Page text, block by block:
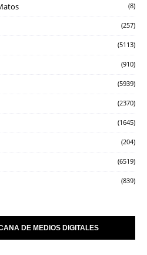
(8)
(257)
(5113)
(910)
(5939)
(2370)
(1645)
(204)
(6519)
(839)
DE MEDIOS DIGITALES